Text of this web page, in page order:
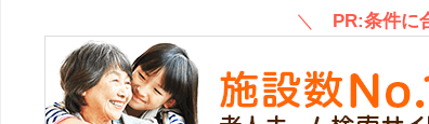
＼ PR:条件に